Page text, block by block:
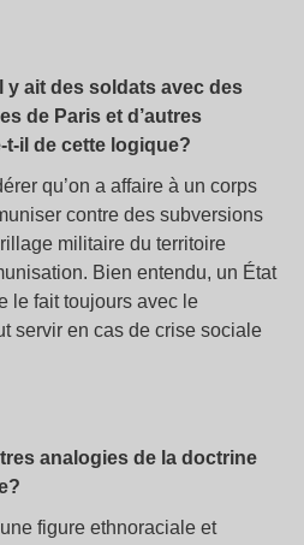
y ait des soldats avec des
de Paris et d’autres
il de cette logique?
qu’on a affaire à un corps
contre des subversions
militaire du territoire
Bien entendu, un État
le fait toujours avec le
servir en cas de crise sociale
analogies de la doctrine
figure ethnoraciale et